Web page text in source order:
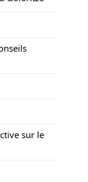
sur le